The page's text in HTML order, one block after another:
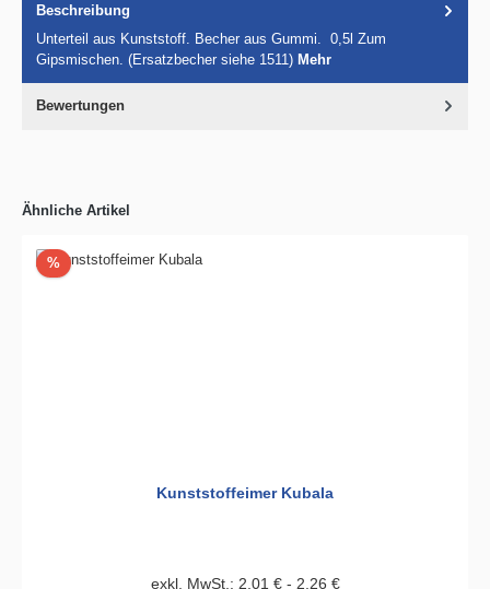
Beschreibung
Unterteil aus Kunststoff. Becher aus Gummi. 0,5l Zum
Gipsmischen. (Ersatzbecher siehe 1511) Mehr
Bewertungen
Ähnliche Artikel
%Rabatt
Kunststoffeimer Kubala
exkl. MwSt.: 2,01 € - 2,26 €